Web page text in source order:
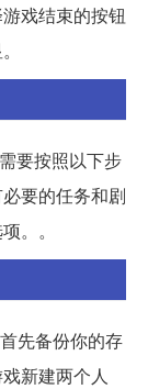
戏结束的按钮
要按照以下步
要的任务和剧
。。
先备份你的存
新建两个人